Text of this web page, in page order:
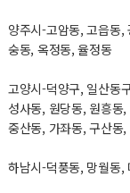
양주시-고암동, 고읍동
숭동, 옥정동, 율정동
고양시-덕양구, 일산동
성사동, 원당동, 원흥동
중산동, 가좌동, 구산동
하남시-덕풍동, 망월동,